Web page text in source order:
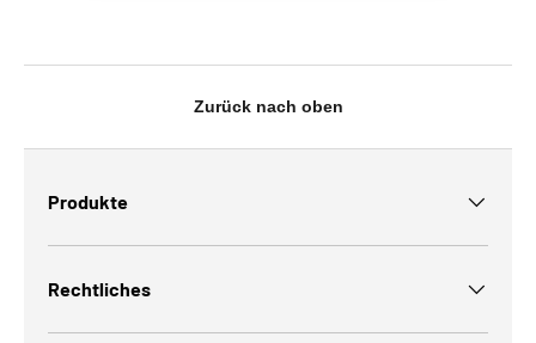
Zurück nach oben
Produkte
Rechtliches